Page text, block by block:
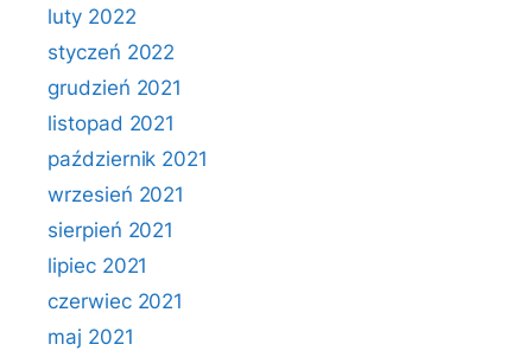
luty 2022
styczeń 2022
grudzień 2021
listopad 2021
październik 2021
wrzesień 2021
sierpień 2021
lipiec 2021
czerwiec 2021
maj 2021